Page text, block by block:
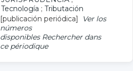
Tecnología ; Tributación
[publicación periódica]
Ver los
números
disponibles Rechercher dans
ce périodique